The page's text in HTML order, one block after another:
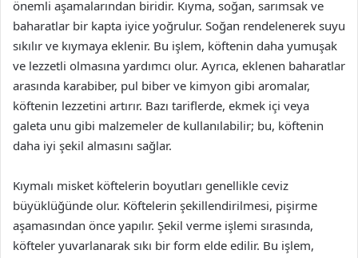
önemli aşamalarından biridir. Kıyma, soğan, sarımsak ve
baharatlar bir kapta iyice yoğrulur. Soğan rendelenerek suyu
sıkılır ve kıymaya eklenir. Bu işlem, köftenin daha yumuşak
ve lezzetli olmasına yardımcı olur. Ayrıca, eklenen baharatlar
arasında karabiber, pul biber ve kimyon gibi aromalar,
köftenin lezzetini artırır. Bazı tariflerde, ekmek içi veya
galeta unu gibi malzemeler de kullanılabilir; bu, köftenin
daha iyi şekil almasını sağlar.
Kıymalı misket köftelerin boyutları genellikle ceviz
büyüklüğünde olur. Köftelerin şekillendirilmesi, pişirme
aşamasından önce yapılır. Şekil verme işlemi sırasında,
köfteler yuvarlanarak sıkı bir form elde edilir. Bu işlem,